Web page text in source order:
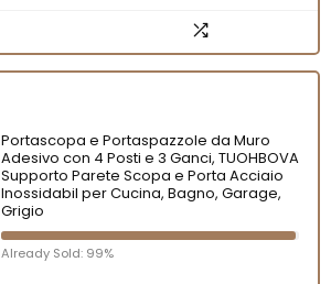
Portascopa e Portaspazzole da Muro
Adesivo con 4 Posti e 3 Ganci, TUOHBOVA
Supporto Parete Scopa e Porta Acciaio
Inossidabil per Cucina, Bagno, Garage,
Grigio
Already Sold: 99%